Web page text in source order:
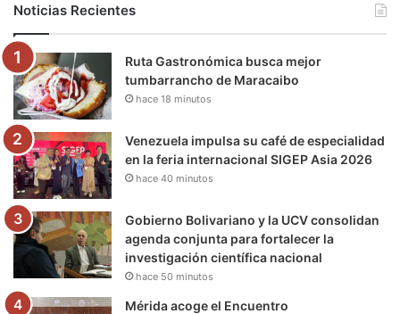
o
k
e
r
b
e
g
r
m
r
a
k
Noticias Recientes
Ruta Gastronómica busca mejor
tumbarrancho de Maracaibo
hace 18 minutos
Venezuela impulsa su café de especialidad
en la feria internacional SIGEP Asia 2026
hace 40 minutos
Gobierno Bolivariano y la UCV consolidan
agenda conjunta para fortalecer la
investigación científica nacional
hace 50 minutos
Mérida acoge el Encuentro